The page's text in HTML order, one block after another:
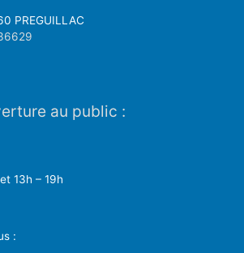
PREGUILLAC
au public :
13h – 19h
: